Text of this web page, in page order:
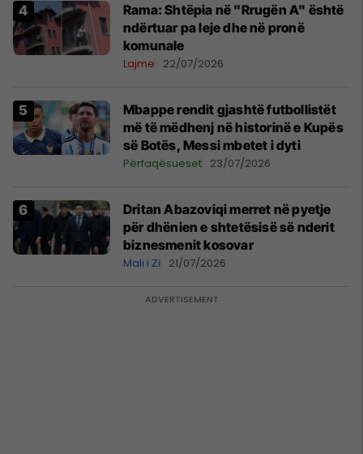
Rama: Shtëpia në "Rrugën A" është
ndërtuar pa leje dhe në pronë
komunale
Lajme 22/07/2026
Mbappe rendit gjashtë futbollistët
më të mëdhenj në historinë e Kupës
së Botës, Messi mbetet i dyti
Përfaqësueset 23/07/2026
Dritan Abazoviqi merret në pyetje
për dhënien e shtetësisë së nderit
biznesmenit kosovar
Mali i Zi 21/07/2026